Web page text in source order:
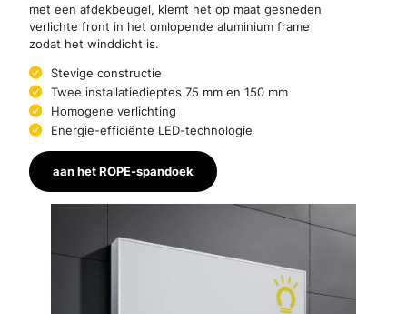
met een afdekbeugel, klemt het op maat gesneden
verlichte front in het omlopende aluminium frame
zodat het winddicht is.
Stevige constructie
Twee installatiedieptes 75 mm en 150 mm
Homogene verlichting
Energie-efficiënte LED-technologie
aan het ROPE-spandoek